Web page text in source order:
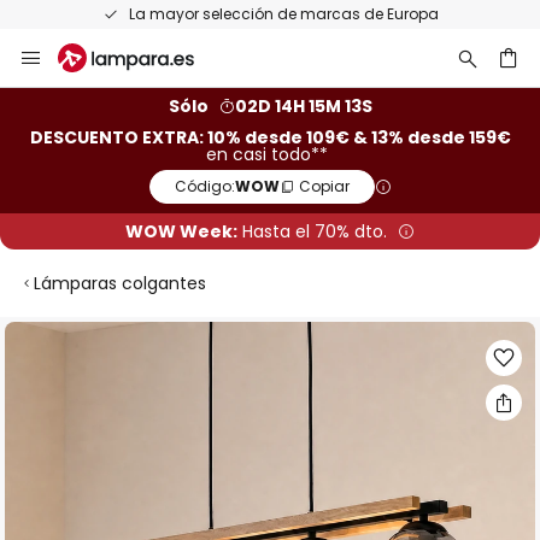
La mayor selección de marcas de Europa
al
Sólo
02D 14H 15M 13S
DESCUENTO EXTRA: 10% desde 109€ & 13% desde 159€
en casi todo**
Código:WOW Copiar
WOW Week: Hasta el 70% dto.
Lámparas colgantes
Saltar